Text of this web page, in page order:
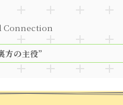
Connection
方の主役”